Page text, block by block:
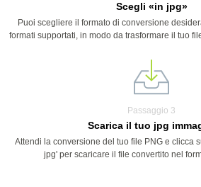
Scegli «in jpg»
Puoi scegliere il formato di conversione
formati supportati, in modo da trasformare il tuo
Passaggio 3
Scarica il tuo jpg
Attendi la conversione del tuo file PNG e clicca
jpg' per scaricare il file convertito nel